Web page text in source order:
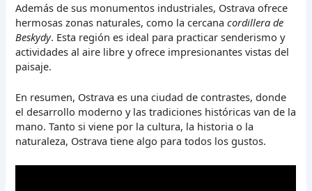
Además de sus monumentos industriales, Ostrava ofrece
hermosas zonas naturales, como la cercanacordillera de
Beskydy. Esta región es ideal para practicar senderismo y
actividades al aire libre y ofrece impresionantes vistas del
paisaje.
En resumen, Ostrava es una ciudad de contrastes, donde
el desarrollo moderno y las tradiciones históricas van de la
mano. Tanto si viene por la cultura, la historia o la
naturaleza, Ostrava tiene algo para todos los gustos.